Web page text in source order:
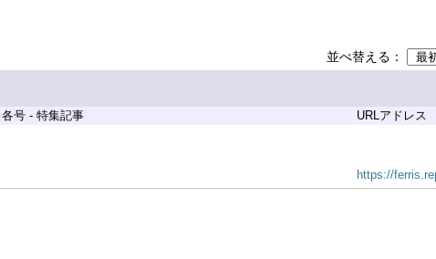
並べ替える
各号 - 特集記事 URLアドレス
https://ferris.repo.nii.ac.jp/